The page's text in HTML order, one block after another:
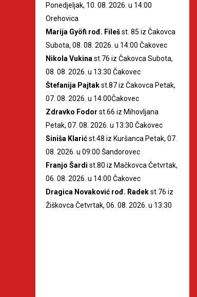
Ponedjeljak, 10. 08. 2026. u 14:00
Orehovica
Marija Gyöfi rođ. Filešst. 85 iz Čakovca
Subota, 08. 08. 2026. u 14:00 Čakovec
Nikola Vukina st.76 iz Čakovca Subota,
08. 08. 2026. u 13:30 Čakovec
Štefanija Pajtakst.87 iz Čakovca Petak,
07. 08. 2026. u 14:00Čakovec
Zdravko Fodor st.66 iz Mihovljana
Petak, 07. 08. 2026. u 13:30 Čakovec
Siniša Klarićst.48 iz Kuršanca Petak, 07.
08. 2026. u 09:00 Šandorovec
Franjo Šardi st.80 iz Mačkovca Četvrtak,
06. 08. 2026. u 14:00 Čakovec
Dragica Novaković rođ. Radekst.76 iz
Žiškovca Četvrtak, 06. 08. 2026. u 13:30